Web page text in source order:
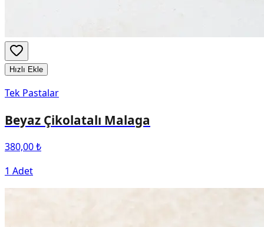
Hızlı Ekle
Tek Pastalar
Beyaz Çikolatalı Malaga
380,00 ₺
1 Adet